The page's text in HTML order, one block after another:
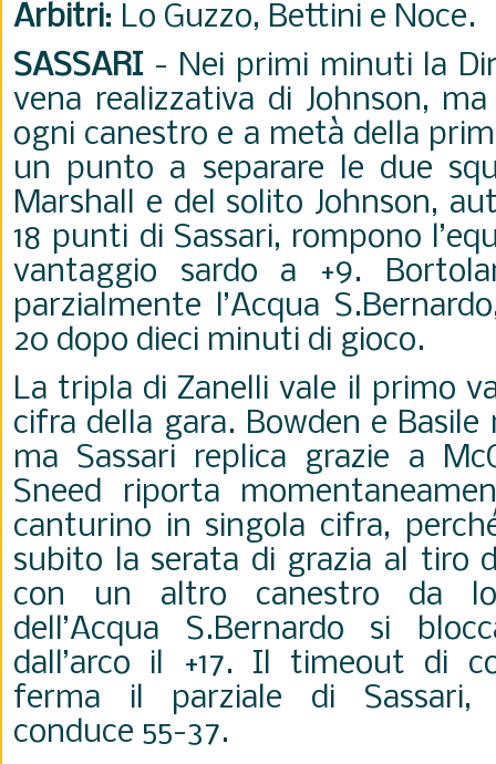
Arbitri: Lo Guzzo, Bettini e Noce.
SASSARI- Nei primi minuti la
vena realizzativa di Johnson,
ogni canestro e a metà della
un punto a separare le due
Marshall e del solito Johnson,
18 punti di Sassari, rompono
vantaggio sardo a +9.
parzialmente l’Acqua
20 dopo dieci minuti di gioco.
La tripla di Zanelli vale il primo
cifra della gara. Bowden e Basile
ma Sassari replica grazie a
Sneed riporta
canturino in singola cifra,
subito la serata di grazia al tiro
con un altro canestro da
dell’Acqua S.Bernardo si
dall’arco il +17. Il timeout di
ferma il parziale di Sassari,
conduce 55-37.